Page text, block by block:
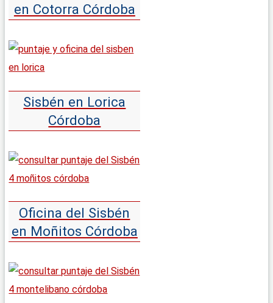
en Cotorra Córdoba
Sisbén en Lorica
Córdoba
Oficina del Sisbén
en Moñitos Córdoba